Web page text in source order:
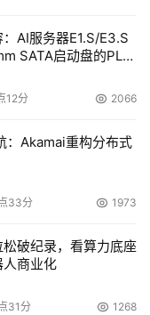
开发者可以免缴专
，使得软件开发者
充分利用POWER丰
体系，也可以保证
在向企业IT部门交
基金会与红帽
激动。”
AI服务器E1.S/E3.S
SATA启动盘的PLP
12分 2066
：Akamai重构分布式
33分 1973
破纪录，看算力底座
商业化
31分 1268